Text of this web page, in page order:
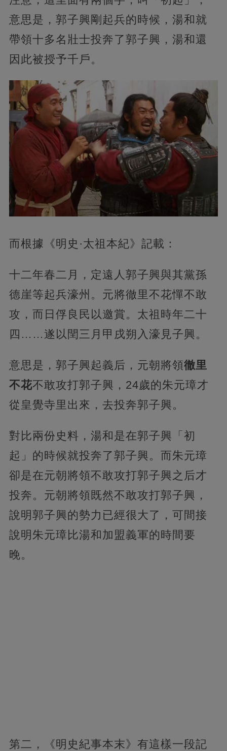
意思是，郭子興剛起兵的時候，湯和就
帶領十多名壯士投奔了郭子興，湯和還
因此被授予千戶。
而根據《明史·太祖本紀》記載：
十二年春二月，定遠人郭子興與其黨孫
德崖等起兵濠州。元將徹里不花憚不敢
攻，而日俘良民以邀賞。太祖時年二十
四……遂以閏三月甲戌朔入濠見子興。
意思是，郭子興起義后，元朝將領徹里
不花不敢攻打郭子興，24歲的朱元璋才
從皇覺寺里出來，去投奔郭子興。
對比兩份史料，湯和是在郭子興「初
起」的時候就投奔了郭子興。而朱元璋
卻是在元朝將領不敢攻打郭子興之后才
投奔。元朝將領既然不敢攻打郭子興，
說明郭子興的勢力已經很大了，可間接
說明朱元璋比湯和加盟義軍的時間要
晚。
第二，《明史紀事本末》有這樣一段記